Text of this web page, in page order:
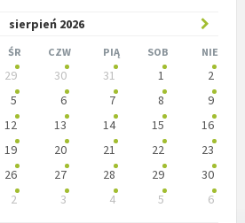
sierpień 2026
ŚR CZW PIĄ SOB NIE
29 30 31 1
2
5 6 7 8
9
12 13 14 15
16
19 20 21 22
23
26 27 28 29
30
2 3 4 5
6